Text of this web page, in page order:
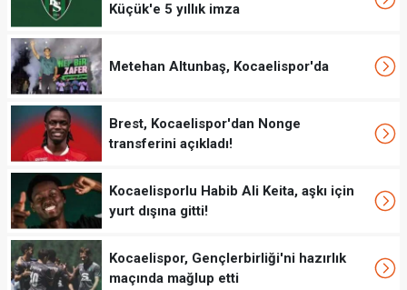
Küçük'e 5 yıllık imza
Metehan Altunbaş, Kocaelispor'da
Brest, Kocaelispor'dan Nonge
transferini açıkladı!
Kocaelisporlu Habib Ali Keita, aşkı için
yurt dışına gitti!
Kocaelispor, Gençlerbirliği'ni hazırlık
maçında mağlup etti